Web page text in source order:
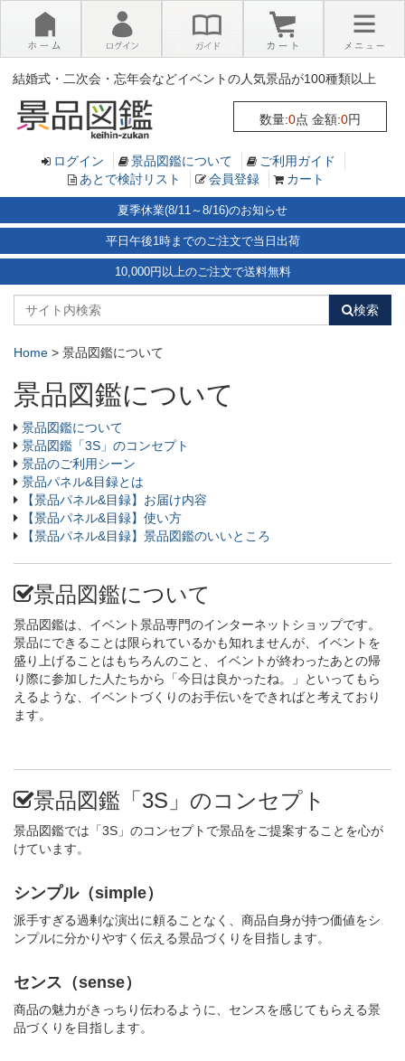
結婚式・二次会・忘年会などイベントの人気景品が100種類以上
数量:0点 金額:0円
×
ログイン 景品図鑑について
ご利用ガイド
あとで検討リスト
会員登録 カート
夏季休業(8/11～8/16)のお知らせ
平日午後1時までのご注文で当日出荷
10,000円以上のご注文で送料無料
検索
Home > 景品図鑑について
景品図鑑について
景品図鑑について
景品図鑑「3S」のコンセプト
景品のご利用シーン
景品パネル&目録とは
【景品パネル&目録】お届け内容
【景品パネル&目録】使い方
【景品パネル&目録】景品図鑑のいいところ
景品図鑑について
景品図鑑は、イベント景品専門のインターネットショップです。
景品にできることは限られているかも知れませんが、イベントを
盛り上げることはもちろんのこと、イベントが終わったあとの帰
り際に参加した人たちから「今日は良かったね。」といってもら
えるような、イベントづくりのお手伝いをできればと考えており
ます。
景品図鑑「3S」のコンセプト
景品図鑑では「3S」のコンセプトで景品をご提案することを心が
けています。
シンプル（simple）
派手すぎる過剰な演出に頼ることなく、商品自身が持つ価値をシ
ンプルに分かりやすく伝える景品づくりを目指します。
センス（sense）
商品の魅力がきっちり伝わるように、センスを感じてもらえる景
品づくりを目指します。